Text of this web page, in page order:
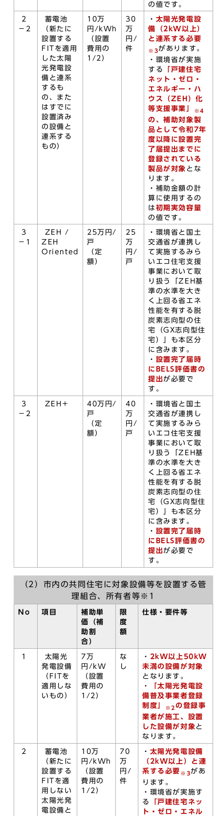
の値です。
2
－2
蓄電池
（新たに
設置する
FITを適用
した太陽
光発電設
備と連系
するも
の、また
はすでに
設置済み
の設備と
連系する
もの）
10万
円/kWh
（設置
費用の
1/2）
30
万
円/
件
・ 太陽光発電設
備
（ 2kW以上 ）
と連系 する必要
※3があります。
・環境省が実施
する
「戸建住宅
ネット・ゼロ・
エネルギー・ハ
ウス（ZEH）化
等支援事業」
※4
の、補助対象製
品として令和7年
度以降に設置完
了届提出までに
登録されている
製品が対象 とな
ります。
・補助金額の計
算に使用するの
は 初期実効容量
の値です。
3
－1
ZEH /
ZEH
Oriented
25万円/
戸
（定
額）
25
万
円/
戸
・環境省と国土
交通省が連携し
て実施するみら
いエコ住宅支援
事業において取
り扱う「ZEH基
準の水準を大き
く上回る省エネ
性能を有する脱
炭素志向型の住
宅（GX志向型住
宅）」も本区分
に含みます。
・ 設置完了届時
にBELS評価書の
提出が必要で
す。
3
－2
ZEH＋
40万円/
戸
（定
額）
40
万
円/
戸
・環境省と国土
交通省が連携し
て実施するみら
いエコ住宅支援
事業において取
り扱う「ZEH基
準の水準を大き
く上回る省エネ
性能を有する脱
炭素志向型の住
宅（GX志向型住
宅）」も本区分
に含みます。
・ 設置完了届時
にBELS評価書の
提出が必要で
す。
（2）市内の共同住宅に対象設備等を設置する管
理組合、所有者等※1
No 項目
補助単
価（補
助割
合）
限
度
額
仕様・要件等
1
太陽光
発電設備
（FITを
適用しな
いもの）
7万
円/kW
（設置
費用の
1/2）
な
し
・ 2kW以上50kW
未満の設備が対象
となります。
・
「太陽光発電設
備普及事業者登録
制度」
※2の登録事
業者が施工、設置
した設備が対象 と
なります。
2
蓄電池
（新たに
設置する
FITを適
用しない
太陽光発
電設備と
10万
円/kWh
（設置
費用の
1/2）
70
万
円/
件
・ 太陽光発電設備
（ 2kW以上 ）と連
系 する必要 ※3があ
ります。
・環境省が実施す
る
「戸建住宅ネッ
ト・ゼロ・エネル